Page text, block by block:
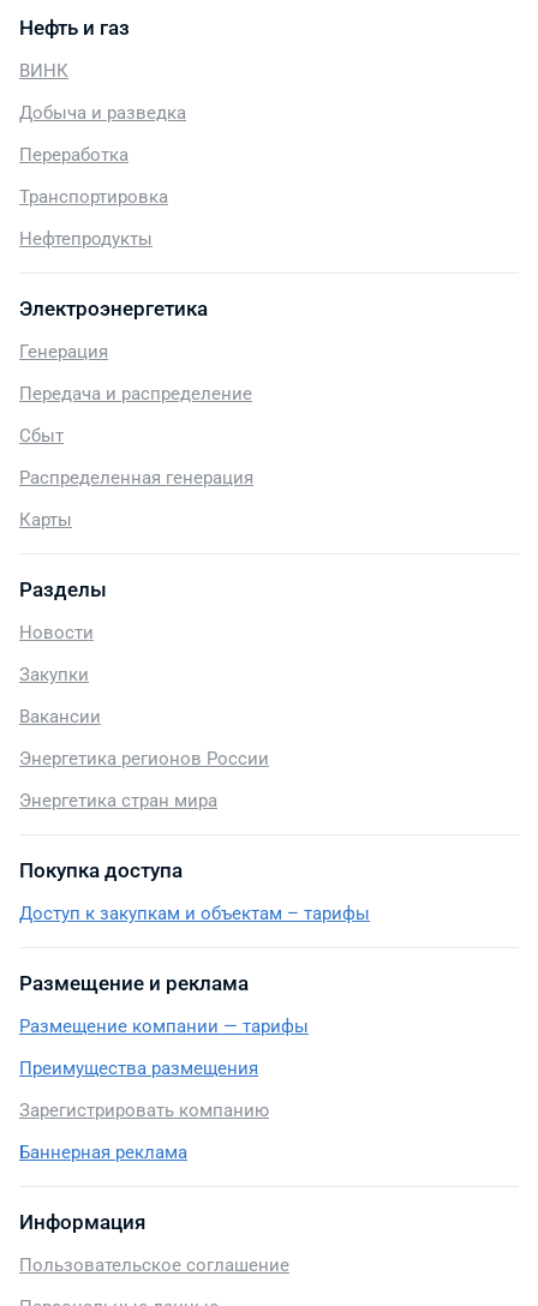
Нефть и газ
ВИНК
Добыча и разведка
Переработка
Транспортировка
Нефтепродукты
Электроэнергетика
Генерация
Передача и распределение
Сбыт
Распределенная генерация
Карты
Разделы
Новости
Закупки
Вакансии
Энергетика регионов России
Энергетика стран мира
Покупка доступа
Доступ к закупкам и объектам – тарифы
Размещение и реклама
Размещение компании — тарифы
Преимущества размещения
Зарегистрировать компанию
Баннерная реклама
Информация
Пользовательское соглашение